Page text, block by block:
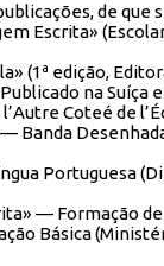
de que
Escrita»
(1ª edição,
na Suíça
Coteé de
Banda
Portuguesa
— Formação
Básica